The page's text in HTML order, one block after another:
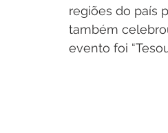
regiões do país
também
evento foi